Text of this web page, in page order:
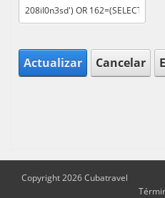
Actualizar Cancelar
Copyright 2026 Cubatravel